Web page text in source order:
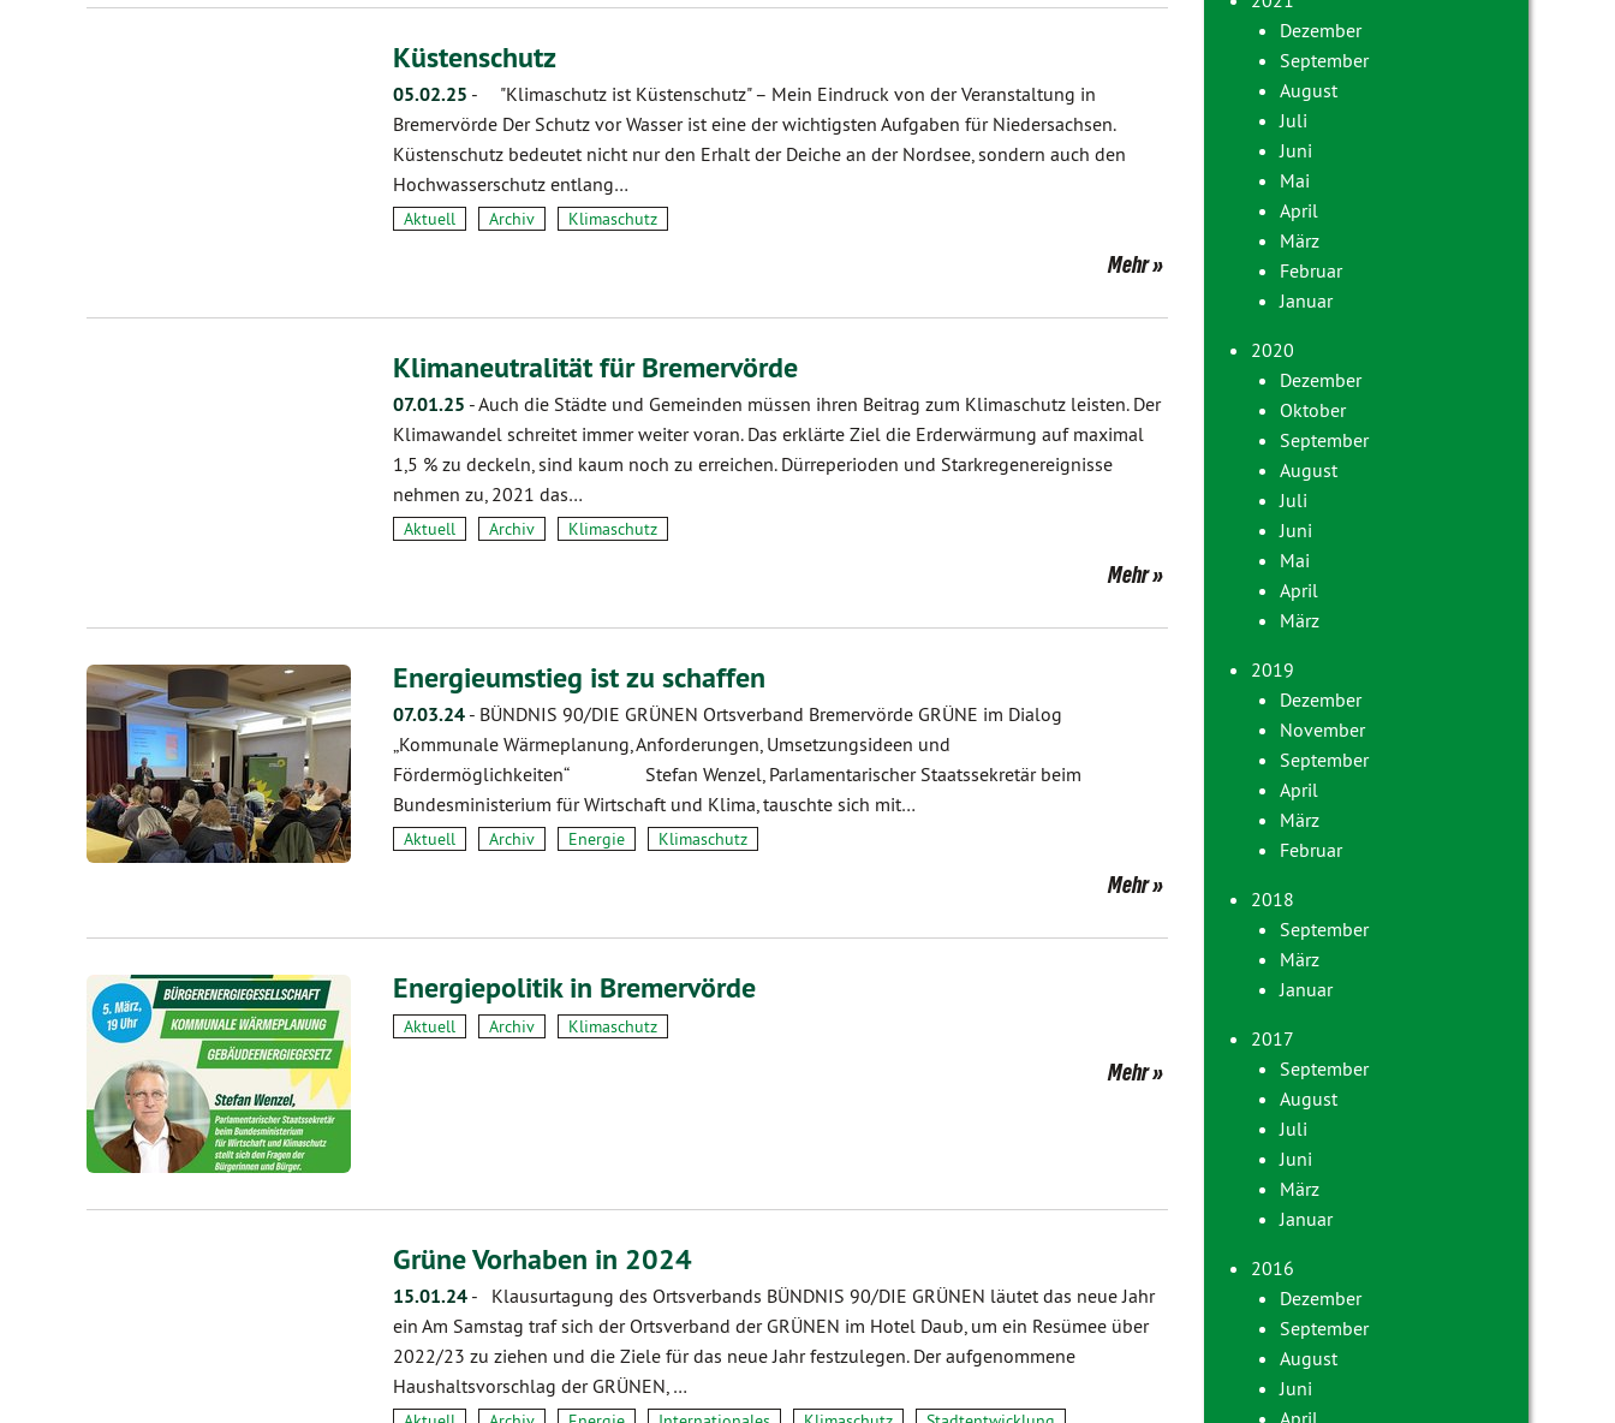
Küstenschutz
05.02.25 -
"Klimaschutz ist Küstenschutz" – Mein Eindruck von der Veranstaltung in
Bremervörde Der Schutz vor Wasser ist eine der wichtigsten Aufgaben für Niedersachsen.
Küstenschutz bedeutet nicht nur den Erhalt der Deiche an der Nordsee, sondern auch den
Hochwasserschutz entlang…
Aktuell Archiv Klimaschutz
Mehr
Klimaneutralität für Bremervörde
07.01.25 -Auch die Städte und Gemeinden müssen ihren Beitrag zum Klimaschutz leisten. Der
Klimawandel schreitet immer weiter voran. Das erklärte Ziel die Erderwärmung auf maximal
1,5 % zu deckeln, sind kaum noch zu erreichen. Dürreperioden und Starkregenereignisse
nehmen zu, 2021 das…
Aktuell Archiv Klimaschutz
Mehr
Energieumstieg ist zu schaffen
07.03.24 - BÜNDNIS 90/DIE GRÜNEN Ortsverband Bremervörde GRÜNE im Dialog
„Kommunale Wärmeplanung, Anforderungen, Umsetzungsideen und
Fördermöglichkeiten“ Stefan Wenzel, Parlamentarischer Staatssekretär beim
Bundesministerium für Wirtschaft und Klima, tauschte sich mit…
Aktuell Archiv Energie Klimaschutz
Mehr
Energiepolitik in Bremervörde
Aktuell Archiv Klimaschutz
Mehr
Grüne Vorhaben in 2024
15.01.24 -
Klausurtagung des Ortsverbands BÜNDNIS 90/DIE GRÜNEN läutet das neue Jahr
ein Am Samstag traf sich der Ortsverband der GRÜNEN im Hotel Daub, um ein Resümee über
2022/23 zu ziehen und die Ziele für das neue Jahr festzulegen. Der aufgenommene
Haushaltsvorschlag der GRÜNEN, …
Dezember
September
August
Juli
Juni
Mai
April
März
Februar
Januar
2020
Dezember
Oktober
September
August
Juli
Juni
Mai
April
März
2019
Dezember
November
September
April
März
Februar
2018
September
März
Januar
2017
September
August
Juli
Juni
März
Januar
2016
Dezember
September
August
Juni
April